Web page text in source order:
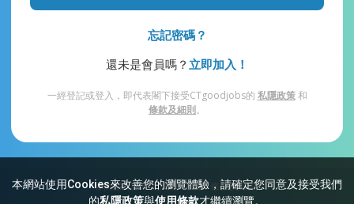
本網站使用Cookies來改善您的瀏覽體驗，請確定您同意及接受我們
的私隱政策與使用條款才繼續瀏覽。
忘記密碼？
還未是會員嗎？ 立即加入！
一經登記或登入，即代表閣下接受CTgoodjobs的 私隱政策和
條款及細則。
網站索引 常見問題 私隱 條款及細則